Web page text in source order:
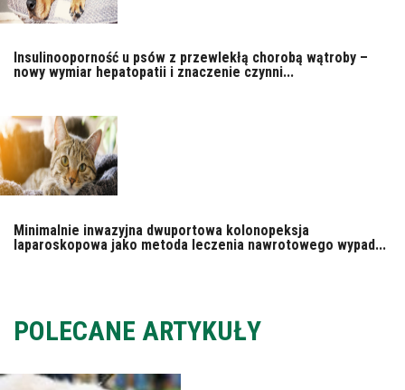
Insulinooporność u psów z przewlekłą chorobą wątroby –
nowy wymiar hepatopatii i znaczenie czynni...
Minimalnie inwazyjna dwuportowa kolonopeksja
laparoskopowa jako metoda leczenia nawrotowego wypad...
POLECANE ARTYKUŁY